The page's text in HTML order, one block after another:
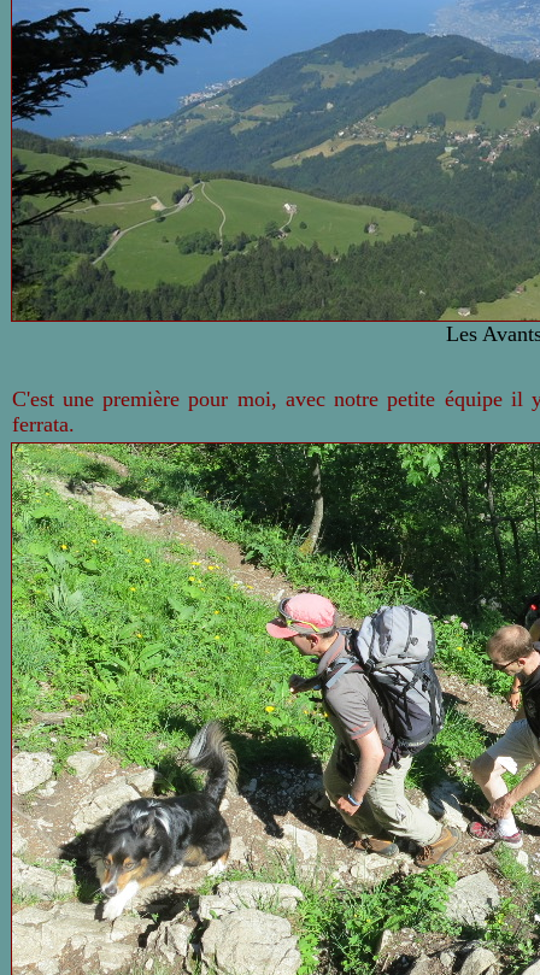
Les
C'est une première pour moi, avec notre petite équipe
ferrata.